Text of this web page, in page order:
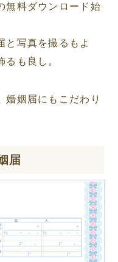
無料ダウンロード始
と写真を撮るもよ
るも良し。
婚姻届にもこだわり
届